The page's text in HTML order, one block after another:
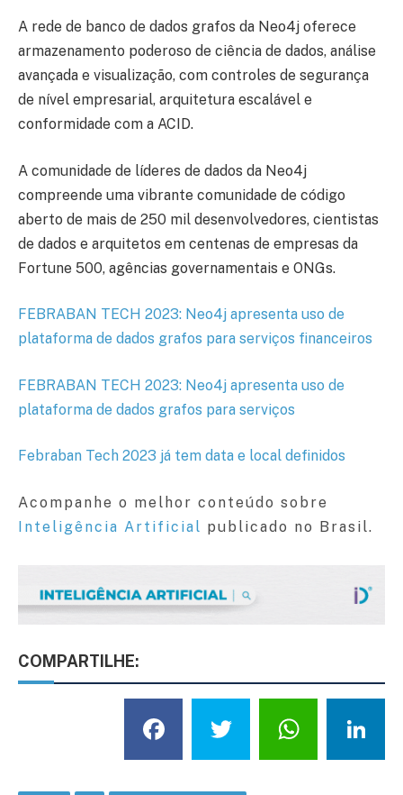
A rede de banco de dados grafos da Neo4j oferece
armazenamento poderoso de ciência de dados, análise
avançada e visualização, com controles de segurança
de nível empresarial, arquitetura escalável e
conformidade com a ACID.
A comunidade de líderes de dados da Neo4j
compreende uma vibrante comunidade de código
aberto de mais de 250 mil desenvolvedores, cientistas
de dados e arquitetos em centenas de empresas da
Fortune 500, agências governamentais e ONGs.
FEBRABAN TECH 2023: Neo4j apresenta uso de
plataforma de dados grafos para serviços financeiros
FEBRABAN TECH 2023: Neo4j apresenta uso de
plataforma de dados grafos para serviços
Febraban Tech 2023 já tem data e local definidos
Acompanhe o melhor conteúdo sobre
Inteligência Artificial publicado no Brasil.
COMPARTILHE:
Facebook
Twitter